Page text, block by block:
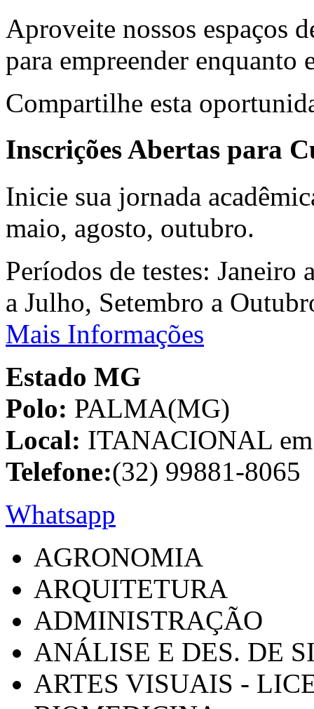
Aproveite nossos espaços
para empreender enquanto
Compartilhe esta
Inscrições Abertas para
Inicie sua jornada
maio, agosto, outubro.
Períodos de testes:
a Julho, Setembro a
Mais Informações
Estado MG
Polo: PALMA(MG)
Local: ITANACIONAL
Telefone:(32) 99881-8065
Whatsapp
AGRONOMIA
ARQUITETURA
ADMINISTRAÇÃO
ANÁLISE E DES. DE
ARTES VISUAIS -